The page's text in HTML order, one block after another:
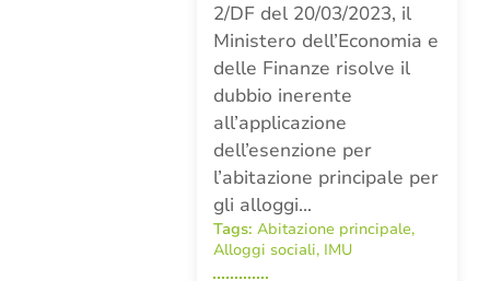
2/DF del 20/03/2023, il
Ministero dell’Economia e
delle Finanze risolve il
dubbio inerente
all’applicazione
dell’esenzione per
l’abitazione principale per
gli alloggi…
Tags: Abitazione principale,
Alloggi sociali, IMU